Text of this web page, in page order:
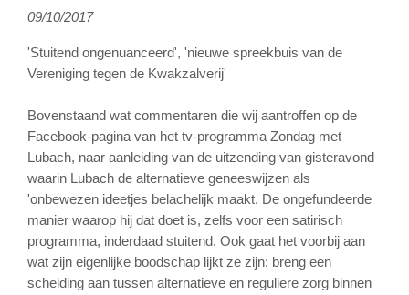
09/10/2017
'Stuitend ongenuanceerd', 'nieuwe spreekbuis van de
Vereniging tegen de Kwakzalverij'
Bovenstaand wat commentaren die wij aantroffen op de
Facebook-pagina van het tv-programma Zondag met
Lubach, naar aanleiding van de uitzending van gisteravond
waarin Lubach de alternatieve geneeswijzen als
'onbewezen ideetjes belachelijk maakt. De ongefundeerde
manier waarop hij dat doet is, zelfs voor een satirisch
programma, inderdaad stuitend. Ook gaat het voorbij aan
wat zijn eigenlijke boodschap lijkt ze zijn: breng een
scheiding aan tussen alternatieve en reguliere zorg binnen